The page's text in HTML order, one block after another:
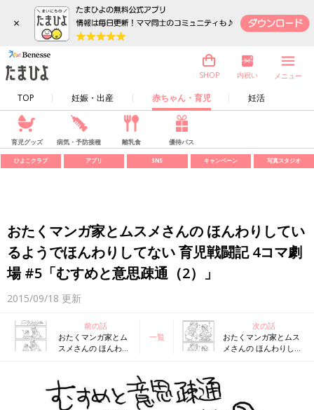
×
TOP 妊娠・出産 赤ちゃん・育児 妊活
SHOP 内祝い メニュー
育児グッズ 病気・予防接種 離乳食 優待パス
ひよこクラブ アプリ SNS キャンペーン 写真スタジオ
おたくマンガ家とムスメさんの ほんわりしてい
るようでほんわりしてない 育児戦闘記 4コマ劇
場 #5「むすめと意思疎通（2）」
2015/09/18 更新
前の話
おたくマンガ家とム
スメさんの ほんわり
闘記 4コマ劇場
#4「むすめと意思疎
通（1）」
一覧
次の話
おたくマンガ家とムス
メさんの ほんわりして